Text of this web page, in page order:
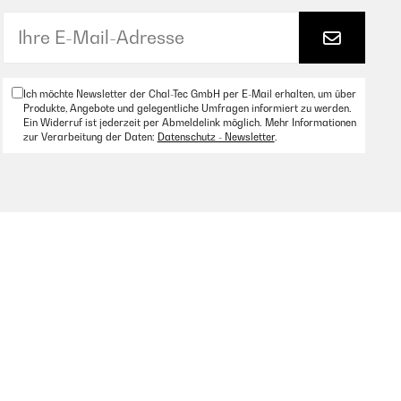
hält er ein iPad 2 nur in Querausrichtung.
es. Dieses Produkt habe ich kostenlos erhalten,
Ich möchte Newsletter der Chal-Tec GmbH per E-Mail erhalten, um über
Produkte, Angebote und gelegentliche Umfragen informiert zu werden.
Ein Widerruf ist jederzeit per Abmeldelink möglich. Mehr Informationen
zur Verarbeitung der Daten: Datenschutz - Newsletter.